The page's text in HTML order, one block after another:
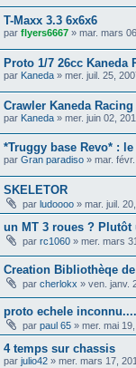
T-Maxx 3.3 6x6x6
par flyers6667 » mar. mars
Proto 1/7 26cc Kaneda
par Kaneda » mer. juil. 25,
Crawler Kaneda
par Kaneda » mer. juin 02,
*Truggy base Revo* :
par Gran paradiso » mar.
SKELETOR
par ludoooo » mar. juil.
un MT 3 roues ?
par rc1060 » mer. mars
Creation Bibliothèqe
par cherlokx » ven. janv.
proto echele inconnu....
par paul 65 » mer. mai
4 temps sur chassis
par julio42 » mer. mars 17,